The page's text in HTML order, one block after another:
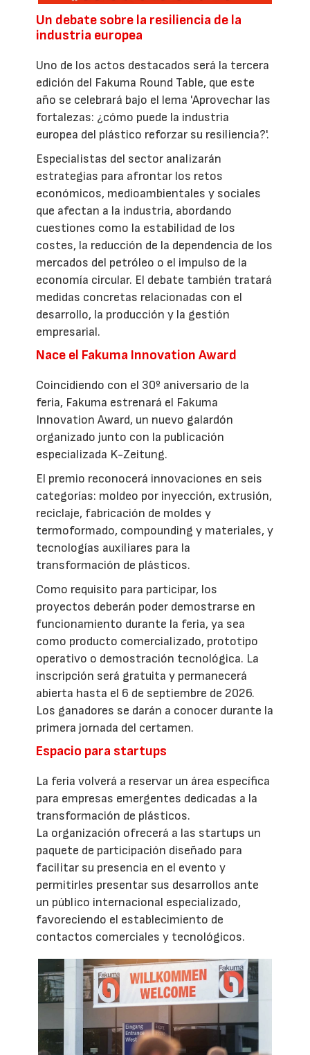
Un debate sobre la resiliencia de la
industria europea
Uno de los actos destacados será la tercera
edición del Fakuma Round Table, que este
año se celebrará bajo el lema 'Aprovechar las
fortalezas: ¿cómo puede la industria
europea del plástico reforzar su resiliencia?'.
Especialistas del sector analizarán
estrategias para afrontar los retos
económicos, medioambientales y sociales
que afectan a la industria, abordando
cuestiones como la estabilidad de los
costes, la reducción de la dependencia de los
mercados del petróleo o el impulso de la
economía circular. El debate también tratará
medidas concretas relacionadas con el
desarrollo, la producción y la gestión
empresarial.
Nace el Fakuma Innovation Award
Coincidiendo con el 30º aniversario de la
feria, Fakuma estrenará el Fakuma
Innovation Award, un nuevo galardón
organizado junto con la publicación
especializada K-Zeitung.
El premio reconocerá innovaciones en seis
categorías: moldeo por inyección, extrusión,
reciclaje, fabricación de moldes y
termoformado, compounding y materiales, y
tecnologías auxiliares para la
transformación de plásticos.
Como requisito para participar, los
proyectos deberán poder demostrarse en
funcionamiento durante la feria, ya sea
como producto comercializado, prototipo
operativo o demostración tecnológica. La
inscripción será gratuita y permanecerá
abierta hasta el 6 de septiembre de 2026.
Los ganadores se darán a conocer durante la
primera jornada del certamen.
Espacio para startups
La feria volverá a reservar un área específica
para empresas emergentes dedicadas a la
transformación de plásticos.
La organización ofrecerá a las startups un
paquete de participación diseñado para
facilitar su presencia en el evento y
permitirles presentar sus desarrollos ante
un público internacional especializado,
favoreciendo el establecimiento de
contactos comerciales y tecnológicos.